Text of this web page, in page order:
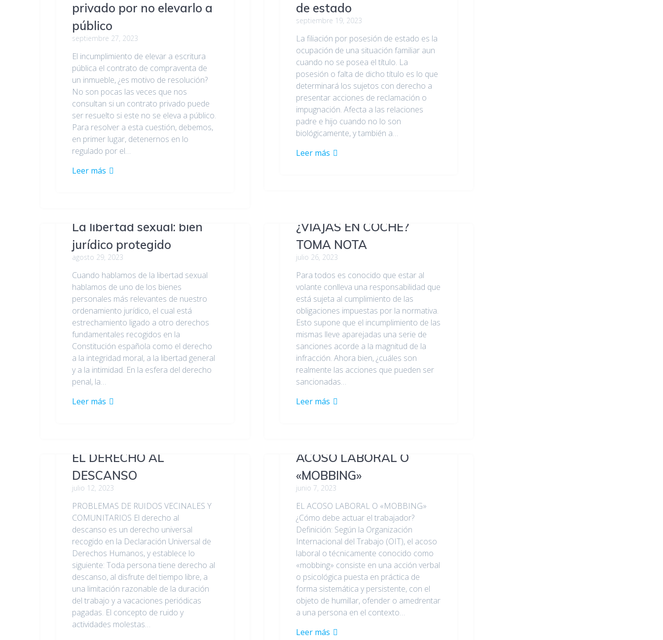
privado por no elevarlo a
público
septiembre 27, 2023
El incumplimiento de elevar a escritura
pública el contrato de compraventa de
un inmueble, ¿es motivo de resolución?
No son pocas las veces que nos
consultan si un contrato privado puede
ser resuelto si este no se eleva a público.
Para resolver a esta cuestión, debemos,
en primer lugar, detenernos en lo
regulado por el…
Leer más
de estado
septiembre 19, 2023
La filiación por posesión de estado es la
ocupación de una situación familiar aun
cuando no se posea el título. La
posesión o falta de dicho título es lo que
determinará los sujetos con derecho a
presentar acciones de reclamación o
impugnación. Afecta a las relaciones
padre e hijo cuando no lo son
biológicamente, y también a…
Leer más
La libertad sexual: bien
jurídico protegido
agosto 29, 2023
Cuando hablamos de la libertad sexual
hablamos de uno de los bienes
personales más relevantes de nuestro
ordenamiento jurídico, el cual está
estrechamiento ligado a otro derechos
fundamentales recogidos en la
Constitución española como el derecho
a la integridad moral, a la libertad general
y a la intimidad. En la esfera del derecho
penal, la…
Leer más
¿VIAJAS EN COCHE?
TOMA NOTA
julio 26, 2023
Para todos es conocido que estar al
volante conlleva una responsabilidad que
está sujeta al cumplimiento de las
obligaciones impuestas por la normativa.
Esto supone que el incumplimiento de las
mismas lleve aparejadas una serie de
sanciones acorde a la magnitud de la
infracción. Ahora bien, ¿cuáles son
realmente las acciones que pueden ser
sancionadas…
Leer más
EL DERECHO AL
DESCANSO
julio 12, 2023
PROBLEMAS DE RUIDOS VECINALES Y
COMUNITARIOS El derecho al
descanso es un derecho universal
recogido en la Declaración Universal de
Derechos Humanos, y establece lo
siguiente: Toda persona tiene derecho al
descanso, al disfrute del tiempo libre, a
una limitación razonable de la duración
del trabajo y a vacaciones periódicas
pagadas. El concepto de ruido y
actividades molestas…
ACOSO LABORAL O
«MOBBING»
junio 7, 2023
EL ACOSO LABORAL O «MOBBING»
¿Cómo debe actuar el trabajador?
Definición: Según la Organización
Internacional del Trabajo (OIT), el acoso
laboral o técnicamente conocido como
«mobbing» consiste en una acción verbal
o psicológica puesta en práctica de
forma sistemática y persistente, con el
objeto de humillar, ofender o amedrentar
a una persona en el contexto…
Leer más